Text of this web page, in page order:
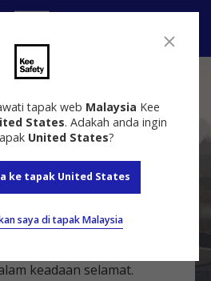
tapak web Malaysia Kee
States. Adakah anda ingin
United States?
ke tapak United States
saya di tapak Malaysia
Kami
dengan pakar
pakar kami hari ini untuk
harga percuma dan
keadaan selamat.